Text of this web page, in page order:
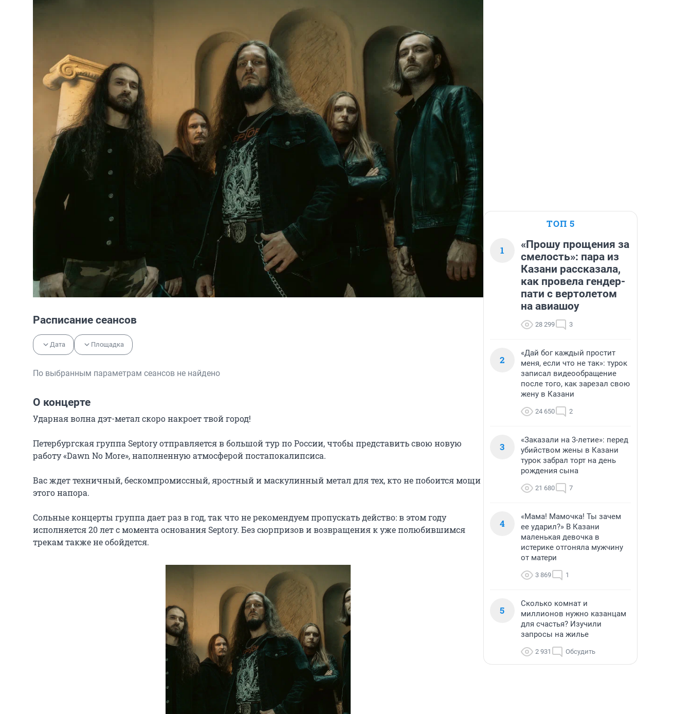
Расписание сеансов
Дата Площадка
По выбранным параметрам сеансов не найдено
О концерте
Ударная волна дэт-метал скоро накроет твой город!
Петербургская группа Septory отправляется в большой тур по России, чтобы представить свою новую
работу «Dawn No More», наполненную атмосферой постапокалипсиса.
Вас ждет техничный, бескомпромиссный, яростный и маскулинный метал для тех, кто не побоится мощи
этого напора.
Сольные концерты группа дает раз в год, так что не рекомендуем пропускать действо: в этом году
исполняется 20 лет с момента основания Septory. Без сюрпризов и возвращения к уже полюбившимся
трекам также не обойдется.
ТОП 5
1
«Прошу прощения за
смелость»: пара из
Казани рассказала,
как провела гендер-
пати с вертолетом
на авиашоу
28 299 3
2
«Дай бог каждый простит
меня, если что не так»: турок
записал видеообращение
после того, как зарезал свою
жену в Казани
24 650 2
3
«Заказали на 3-летие»: перед
убийством жены в Казани
турок забрал торт на день
рождения сына
21 680 7
4
«Мама! Мамочка! Ты зачем
ее ударил?» В Казани
маленькая девочка в
истерике отгоняла мужчину
от матери
3 869 1
5
Сколько комнат и
миллионов нужно казанцам
для счастья? Изучили
запросы на жилье
2 931 Обсудить